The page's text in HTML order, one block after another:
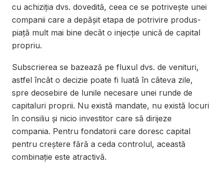
cu achiziția dvs. dovedită, ceea ce se potrivește unei
companii care a depășit etapa de potrivire produs-
piață mult mai bine decât o injecție unică de capital
propriu.
Subscrierea se bazează pe fluxul dvs. de venituri,
astfel încât o decizie poate fi luată în câteva zile,
spre deosebire de lunile necesare unei runde de
capitaluri proprii. Nu există mandate, nu există locuri
în consiliu și nicio investitor care să dirijeze
compania. Pentru fondatorii care doresc capital
pentru creștere fără a ceda controlul, această
combinație este atractivă.